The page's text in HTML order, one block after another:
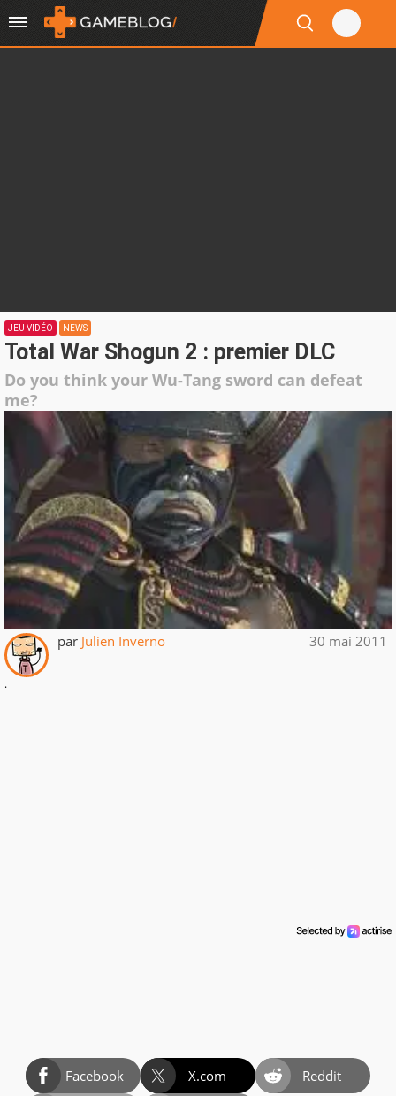
JEU VIDÉO NEWS
Total War Shogun 2 : premier DLC
Do you think your Wu-Tang sword can defeat
me?
par Julien Inverno 30 mai 2011
.
Facebook X.com
Reddit